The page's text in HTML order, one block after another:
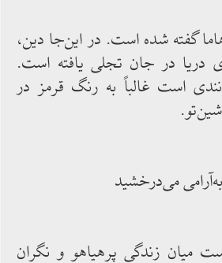
گفته ‌‌شده ‌‌است. در این‌‌جا دین،
دریا در جان تجلی‌‌ یافته ‌‌است.
است غالباً به رنگ قرمز در
می‌‌درخشید
میان زندگی پرهیاهو و نگران